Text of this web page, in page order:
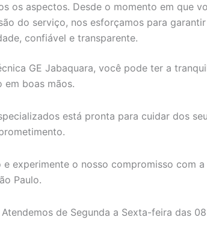
os aspectos. Desde o momento em que
do serviço, nos esforçamos para
confiável e transparente.
GE Jabaquara, você pode ter a
em boas mãos.
está pronta para cuidar dos
experimente o nosso compromisso com a
Paulo.
Atendemos de Segunda a Sexta-feira das